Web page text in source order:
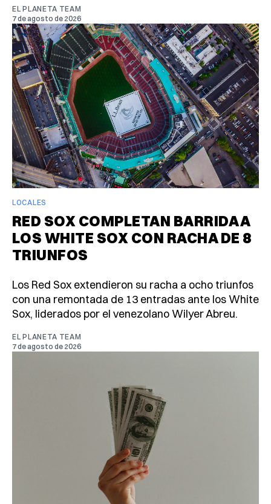
EL PLANETA TEAM
7 de agosto de 2026
LOCALES
RED SOX COMPLETAN BARRIDA A
LOS WHITE SOX CON RACHA DE 8
TRIUNFOS
Los Red Sox extendieron su racha a ocho triunfos
con una remontada de 13 entradas ante los White
Sox, liderados por el venezolano Wilyer Abreu.
EL PLANETA TEAM
7 de agosto de 2026